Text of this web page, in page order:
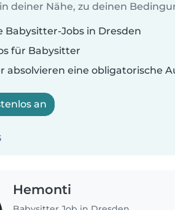
deiner Nähe, zu deinen
Babysitter-Jobs in Dresden
für Babysitter
absolvieren eine obligatorische
an
Hemonti